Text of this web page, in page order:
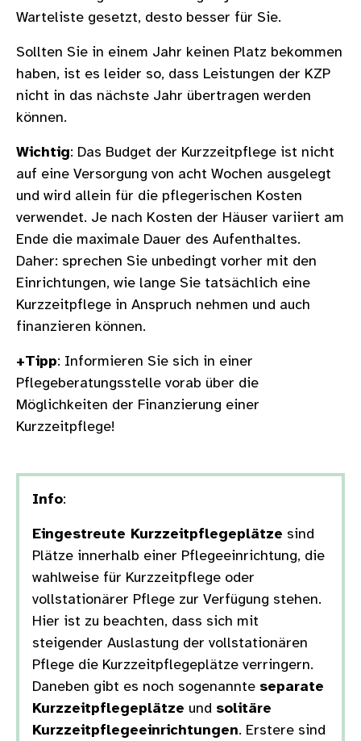
Warteliste gesetzt, desto besser für Sie.
Sollten Sie in einem Jahr keinen Platz bekommen
haben, ist es leider so, dass Leistungen der KZP
nicht in das nächste Jahr übertragen werden
können.
Wichtig: Das Budget der Kurzzeitpflege ist nicht
auf eine Versorgung von acht Wochen ausgelegt
und wird allein für die pflegerischen Kosten
verwendet. Je nach Kosten der Häuser variiert am
Ende die maximale Dauer des Aufenthaltes.
Daher: sprechen Sie unbedingt vorher mit den
Einrichtungen, wie lange Sie tatsächlich eine
Kurzzeitpflege in Anspruch nehmen und auch
finanzieren können.
+Tipp: Informieren Sie sich in einer
Pflegeberatungsstelle vorab über die
Möglichkeiten der Finanzierung einer
Kurzzeitpflege!
Info:
Eingestreute Kurzzeitpflegeplätze sind
Plätze innerhalb einer Pflegeeinrichtung, die
wahlweise für Kurzzeitpflege oder
vollstationärer Pflege zur Verfügung stehen.
Hier ist zu beachten, dass sich mit
steigender Auslastung der vollstationären
Pflege die Kurzzeitpflegeplätze verringern.
Daneben gibt es noch sogenannte separate
Kurzzeitpflegeplätze und solitäre
Kurzzeitpflegeeinrichtungen. Erstere sind